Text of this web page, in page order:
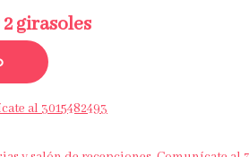
girasoles
al 3015482493